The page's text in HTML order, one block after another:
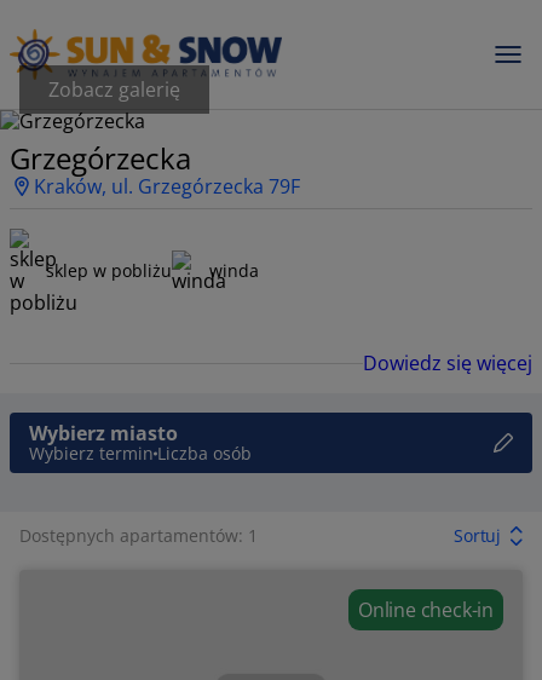
Zobacz galerię
Grzegórzecka
Kraków, ul. Grzegórzecka 79F
sklep w pobliżu winda
Dowiedz się więcej
Wybierz miasto
Wybierz termin Liczba osób
Dostępnych apartamentów: 1 Sortuj
Online check-in